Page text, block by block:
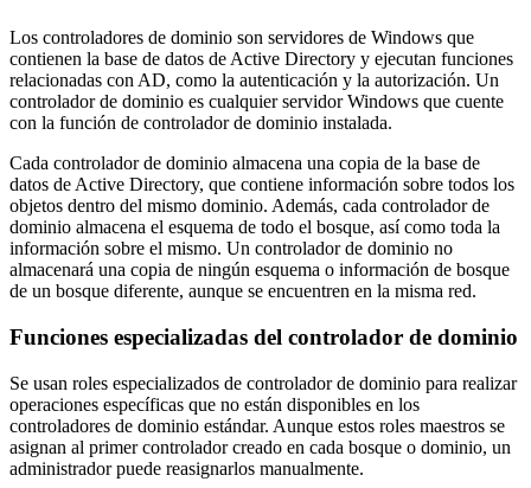
Los controladores de dominio son servidores de Windows que
contienen la base de datos de Active Directory y ejecutan funciones
relacionadas con AD, como la autenticación y la autorización. Un
controlador de dominio es cualquier servidor Windows que cuente
con la función de controlador de dominio instalada.
Cada controlador de dominio almacena una copia de la base de
datos de Active Directory, que contiene información sobre todos los
objetos dentro del mismo dominio. Además, cada controlador de
dominio almacena el esquema de todo el bosque, así como toda la
información sobre el mismo. Un controlador de dominio no
almacenará una copia de ningún esquema o información de bosque
de un bosque diferente, aunque se encuentren en la misma red.
Funciones especializadas del controlador de dominio
Se usan roles especializados de controlador de dominio para realizar
operaciones específicas que no están disponibles en los
controladores de dominio estándar. Aunque estos roles maestros se
asignan al primer controlador creado en cada bosque o dominio, un
administrador puede reasignarlos manualmente.